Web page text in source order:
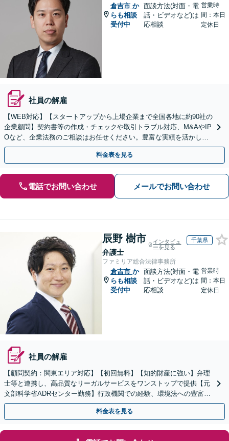
倉吉市 か
らも相談
受付中
面談方法(対面・電
話・ビデオなど)は
応相談
営業時
間：本日
定休日
社員の解雇
【WEB対応】【スタートアップから上場企業まで全国各地に約90社の
企業顧問】契約書等の作成・チェックや取引トラブル対応、M&AやIP
Oなど、企業法務のご相談はお任せください。豊富な実績を活かし的
確に対応を進めてまいります。
料金表を見る
電話でお問い合わせ メールでお問い合わせ
辰野 樹市
弁護士
インタビュ
ーを見る
千葉県
ファミリア総合法律事務所
倉吉市 か
らも相談
受付中
面談方法(対面・電
話・ビデオなど)は
応相談
営業時
間：本日
定休日
社員の解雇
【顧問契約：関東エリア対応】【初回無料】【知的財産に強い】弁理
士等と連携し、高品質なリーガルサービスをワンストップで提供【元
文部科学省ADRセンター勤務】行政機関での経験、環境法への豊富な
知識を活かし、事業者さまの抱える問題を解決へ導きます
料金表を見る